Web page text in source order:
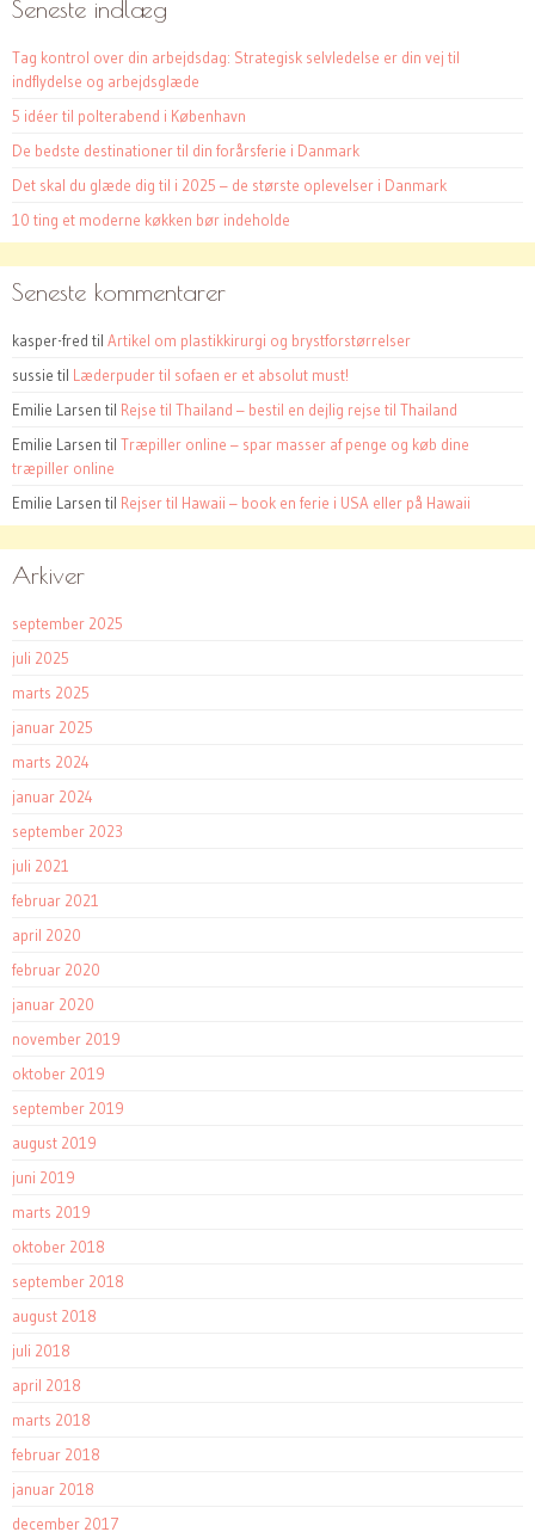
Seneste indlæg
Tag kontrol over din arbejdsdag: Strategisk selvledelse er din vej til
indflydelse og arbejdsglæde
5 idéer til polterabend i København
De bedste destinationer til din forårsferie i Danmark
Det skal du glæde dig til i 2025 – de største oplevelser i Danmark
10 ting et moderne køkken bør indeholde
Seneste kommentarer
kasper-fred til Artikel om plastikkirurgi og brystforstørrelser
sussie til Læderpuder til sofaen er et absolut must!
Emilie Larsen til Rejse til Thailand – bestil en dejlig rejse til Thailand
Emilie Larsen til Træpiller online – spar masser af penge og køb dine
træpiller online
Emilie Larsen til Rejser til Hawaii – book en ferie i USA eller på Hawaii
Arkiver
september 2025
juli 2025
marts 2025
januar 2025
marts 2024
januar 2024
september 2023
juli 2021
februar 2021
april 2020
februar 2020
januar 2020
november 2019
oktober 2019
september 2019
august 2019
juni 2019
marts 2019
oktober 2018
september 2018
august 2018
juli 2018
april 2018
marts 2018
februar 2018
januar 2018
december 2017